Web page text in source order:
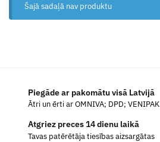
Šajā sadaļā nav produktu
Piegāde ar pakomātu visā Latvijā
Ātri un ērti ar OMNIVA; DPD; VENIPAK
Atgriez preces 14 dienu laikā
Tavas patērētāja tiesības aizsargātas